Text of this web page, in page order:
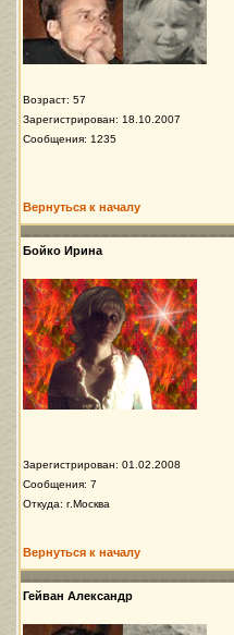
Возраст: 57
Зарегистрирован: 18.10.2007
Сообщения: 1235
Вернуться к началу
Бойко Ирина
Зарегистрирован: 01.02.2008
Сообщения: 7
Откуда: г.Москва
Вернуться к началу
Гейван Александр